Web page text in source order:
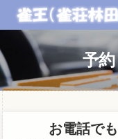
予
お電話で